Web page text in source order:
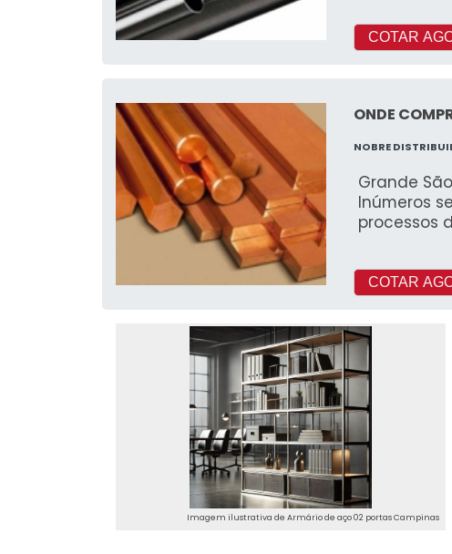
COTAR
ONDE
NOBRE
Grande
Inúmeros
processos
COTAR
Imagem ilustrativa de Armário de aço 02 portas Campinas